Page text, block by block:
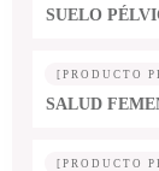
SUELO
[PRODUCTO
SALUD
[PRODUCTO